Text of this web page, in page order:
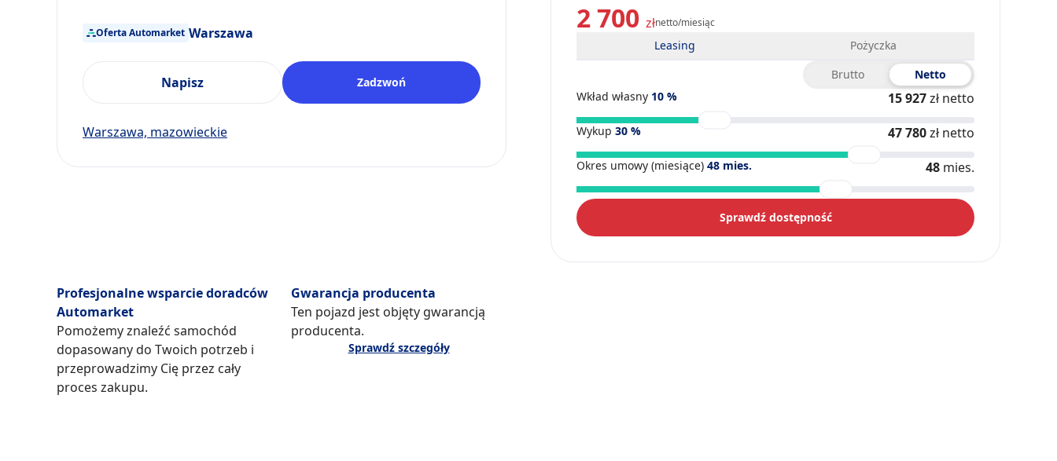
2 700 złnetto/miesiąc
Leasing
Pożyczka
Brutto
Netto
Wkład własny 10 % 15 927zł netto
Wykup 30 % 47 780zł netto
Okres umowy (miesiące) 48 mies. 48 mies.
Sprawdź dostępność
Profesjonalne wsparcie doradców
Automarket
Pomożemy znaleźć samochód
dopasowany do Twoich potrzeb i
przeprowadzimy Cię przez cały
proces zakupu.
Gwarancja producenta
Ten pojazd jest objęty gwarancją
producenta.
Sprawdź szczegóły
Oferta Automarket Warszawa
Napisz Zadzwoń
Warszawa, mazowieckie